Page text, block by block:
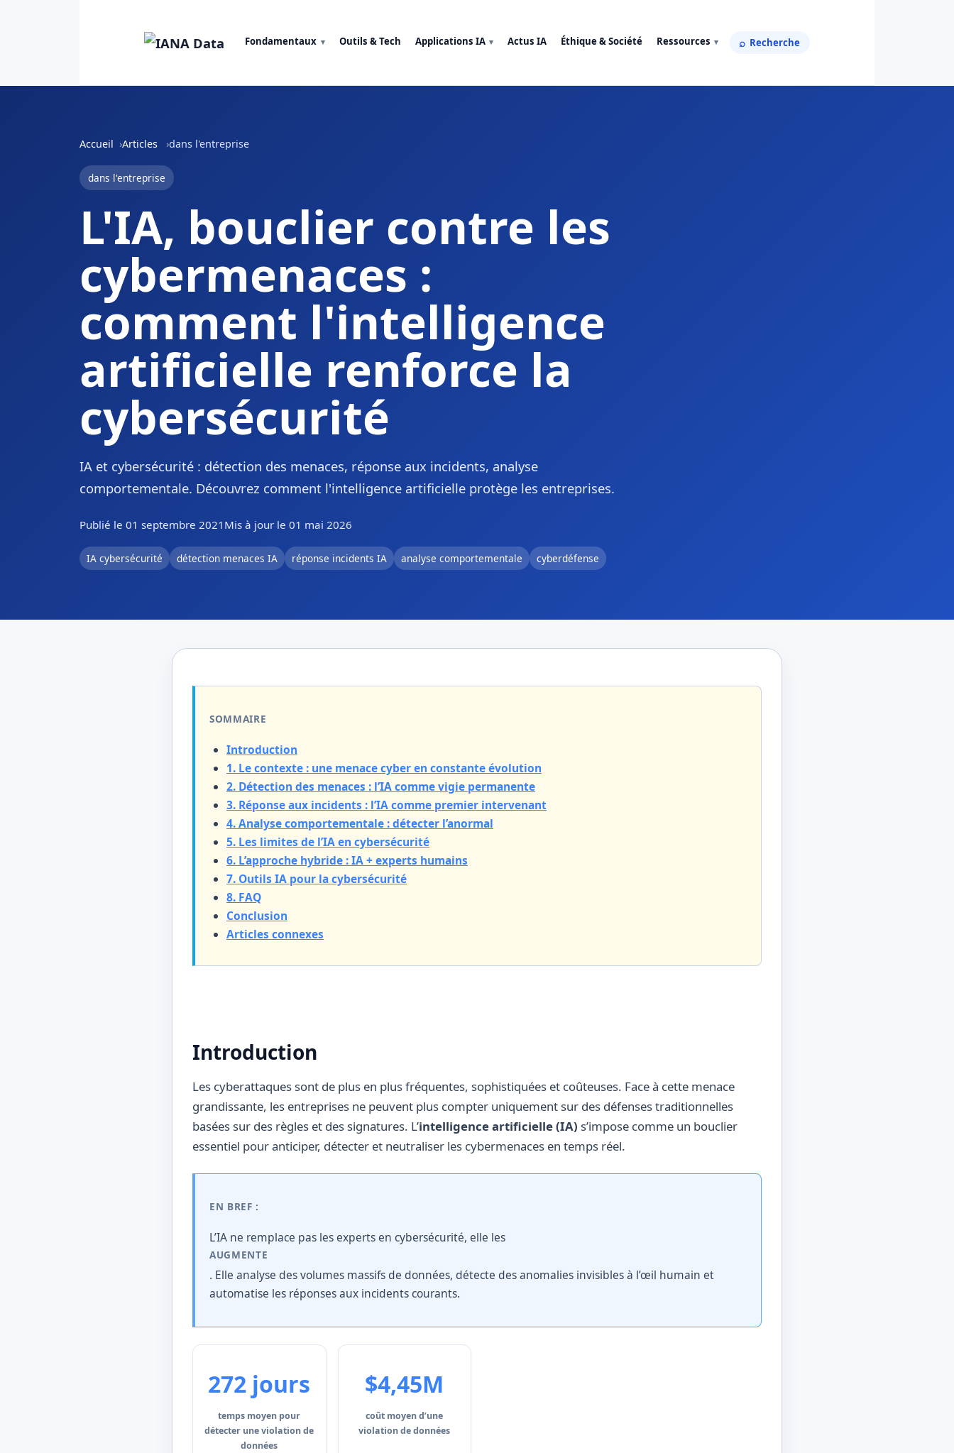
Fondamentaux Outils & Tech Applications IA Actus IA Éthique & Société Ressources Recherche
Accueil Articles dans l'entreprise
dans l'entreprise
L'IA, bouclier contre les
cybermenaces :
comment l'intelligence
artificielle renforce la
cybersécurité
IA et cybersécurité : détection des menaces, réponse aux incidents, analyse
comportementale. Découvrez comment l'intelligence artificielle protège les entreprises.
Publié le 01 septembre 2021 Mis à jour le 01 mai 2026
IA cybersécurité détection menaces IA réponse incidents IA analyse comportementale cyberdéfense
SOMMAIRE
Introduction
1. Le contexte : une menace cyber en constante évolution
2. Détection des menaces : l’IA comme vigie permanente
3. Réponse aux incidents : l’IA comme premier intervenant
4. Analyse comportementale : détecter l’anormal
5. Les limites de l’IA en cybersécurité
6. L’approche hybride : IA + experts humains
7. Outils IA pour la cybersécurité
8. FAQ
Conclusion
Articles connexes
Introduction
Les cyberattaques sont de plus en plus fréquentes, sophistiquées et coûteuses. Face à cette menace
grandissante, les entreprises ne peuvent plus compter uniquement sur des défenses traditionnelles
basées sur des règles et des signatures. L’intelligence artificielle (IA) s’impose comme un bouclier
essentiel pour anticiper, détecter et neutraliser les cybermenaces en temps réel.
EN BREF :
L’IA ne remplace pas les experts en cybersécurité, elle les
AUGMENTE
. Elle analyse des volumes massifs de données, détecte des anomalies invisibles à l’œil humain et
automatise les réponses aux incidents courants.
272 jours
temps moyen pour
détecter une violation de
données
$4,45M
coût moyen d’une
violation de données